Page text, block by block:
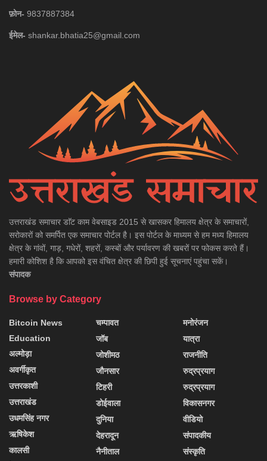
फ़ोन- 9837887384
ईमेल- shankar.bhatia25@gmail.com
उत्तराखंड समाचार डाॅट काम वेबसाइड 2015 से खासकर हिमालय क्षेत्र के समाचारों,
सरोकारों को समर्पित एक समाचार पोर्टल है। इस पोर्टल के माध्यम से हम मध्य हिमालय
क्षेत्र के गांवों, गाड़, गधेरों, शहरों, कस्बों और पर्यावरण की खबरों पर फोकस करते हैं।
हमारी कोशिश है कि आपको इस वंचित क्षेत्र की छिपी हुई सूचनाएं पहुंचा सकें।
संपादक
Browse by Category
Bitcoin News
Education
अल्मोड़ा
अवर्गीकृत
उत्तरकाशी
उत्तराखंड
उधमसिंह नगर
ऋषिकेश
कालसी
चम्पावत
जॉब
जोशीमठ
जौनसार
टिहरी
डोईवाला
दुनिया
देहरादून
नैनीताल
मनोरंजन
यात्रा
राजनीति
रुद्रप्रयाग
रुद्रप्रयाग
विकासनगर
वीडियो
संपादकीय
संस्कृति